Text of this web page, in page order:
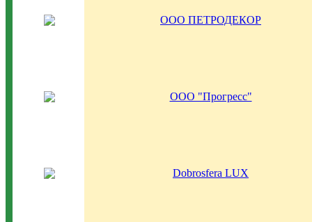
ООО ПЕТРОДЕКОР
ООО "Прогресс"
Dobrosfera LUX